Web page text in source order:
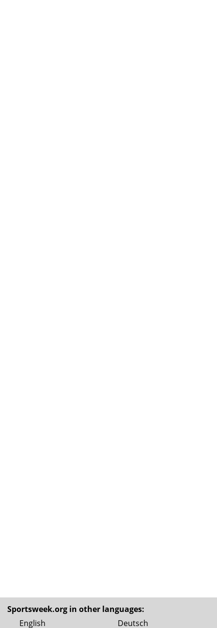
Sportsweek.org in other languages:
English
Deutsch